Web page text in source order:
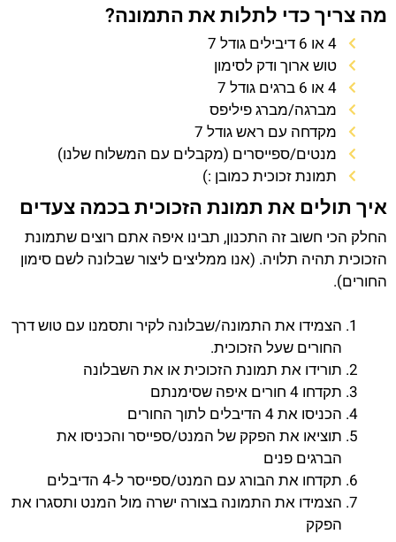
מה צריך כדי לתלות את התמונה?
4 או 6 דיבילים גודל 7
טוש ארוך ודק לסימון
4 או 6 ברגים גודל 7
מברגה/מברג פיליפס
מקדחה עם ראש גודל 7
מנטים/ספייסרים (מקבלים עם המשלוח שלנו)
תמונת זכוכית כמובן :)
איך תולים את תמונת הזכוכית בכמה צעדים
החלק הכי חשוב זה התכנון, תבינו איפה אתם רוצים שתמונת
הזכוכית תהיה תלויה. (אנו ממליצים ליצור שבלונה לשם סימון
החורים).
הצמידו את התמונה/שבלונה לקיר ותסמנו עם טוש דרך
החורים שעל הזכוכית.
תורידו את תמונת הזכוכית או את השבלונה
תקדחו 4 חורים איפה שסימנתם
הכניסו את 4 הדיבלים לתוך החורים
תוציאו את הפקק של המנט/ספייסר והכניסו את
הברגים פנים
תקדחו את הבורג עם המנט/ספייסר ל-4 הדיבלים
הצמידו את התמונה בצורה ישרה מול המנט ותסגרו את
הפקק